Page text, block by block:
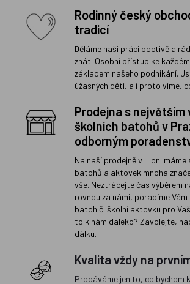
Rodinný český
tradicí
Děláme naši práci poctivě a
znát. Osobní přístup ke
základem našeho podnikání.
úžasných dětí, a i proto víme,
Prodejna s největším
školních batohů v
odborným
Na naší prodejně v Libni
batohů a aktovek mnoha
vše. Neztrácejte čas výběrem
rovnou za námi, poradíme
batoh či školní aktovku pro
to k nám daleko? Zavolejte,
dálku.
Kvalita vždy na
Prodáváme jen to, co bychom